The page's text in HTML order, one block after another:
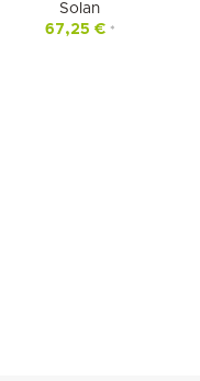
Solan
67,25 € *